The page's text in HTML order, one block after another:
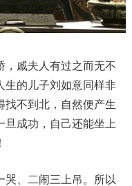
，戚夫人有过之而无不
生的儿子刘如意同样非
找不到北，自然便产生
旦成功，自己还能坐上
哭、二闹三上吊。所以